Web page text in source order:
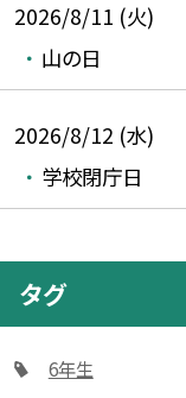
2026/8/11 (火)
山の日
2026/8/12 (水)
学校閉庁日
タグ
6年生